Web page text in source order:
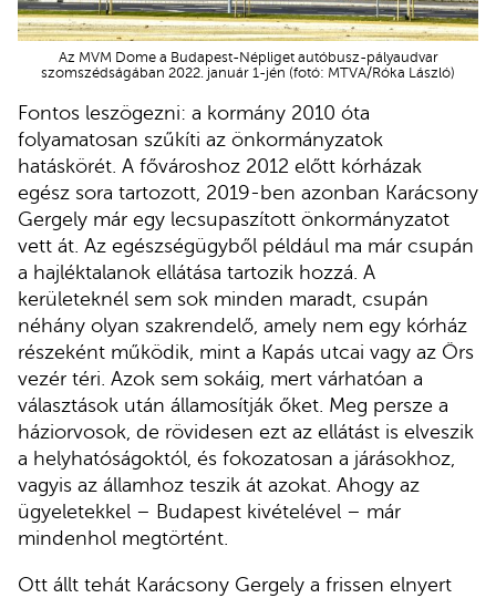
Az MVM Dome a Budapest-Népliget autóbusz-pályaudvar
szomszédságában 2022. január 1-jén (fotó: MTVA/Róka László)
Fontos leszögezni: a kormány 2010 óta
folyamatosan szűkíti az önkormányzatok
hatáskörét. A fővároshoz 2012 előtt kórházak
egész sora tartozott, 2019-ben azonban Karácsony
Gergely már egy lecsupaszított önkormányzatot
vett át. Az egészségügyből például ma már csupán
a hajléktalanok ellátása tartozik hozzá. A
kerületeknél sem sok minden maradt, csupán
néhány olyan szakrendelő, amely nem egy kórház
részeként működik, mint a Kapás utcai vagy az Örs
vezér téri. Azok sem sokáig, mert várhatóan a
választások után államosítják őket. Meg persze a
háziorvosok, de rövidesen ezt az ellátást is elveszik
a helyhatóságoktól, és fokozatosan a járásokhoz,
vagyis az államhoz teszik át azokat. Ahogy az
ügyeletekkel – Budapest kivételével – már
mindenhol megtörtént.
Ott állt tehát Karácsony Gergely a frissen elnyert